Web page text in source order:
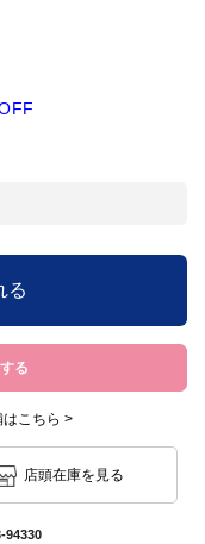
る
る
こちら >
店頭在庫を見る
94330